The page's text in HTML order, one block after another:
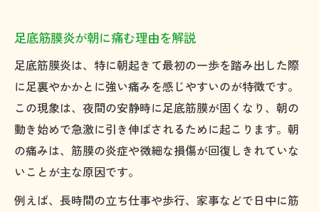
合わない靴が足底筋膜炎を引き起こす要因
体重増加が足底筋膜炎リスクを高める理由
足首や背骨の硬さと足底筋膜炎の関係性
日常動作に潜む足底筋膜炎リスクとは
長時間の立ち仕事と足底筋膜炎の関係
ウォーキングが足底筋膜炎に及ぼす影響
家事中の動作が足底筋膜炎を悪化させる理
由
足底筋膜炎が朝に痛む理由を解説
足底筋膜炎は、特に朝起きて最初の一歩を踏み出した際
に足裏やかかとに強い痛みを感じやすいのが特徴です。
この現象は、夜間の安静時に足底筋膜が固くなり、朝の
動き始めで急激に引き伸ばされるために起こります。朝
の痛みは、筋膜の炎症や微細な損傷が回復しきれていな
いことが主な原因です。
例えば、長時間の立ち仕事や歩行、家事などで日中に筋